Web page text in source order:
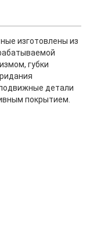
изготовлены из
губки
детали
покрытием.